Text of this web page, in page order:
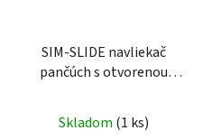
SIM-SLIDE navliekač
pančúch s otvorenou
Skladom (1 ks)